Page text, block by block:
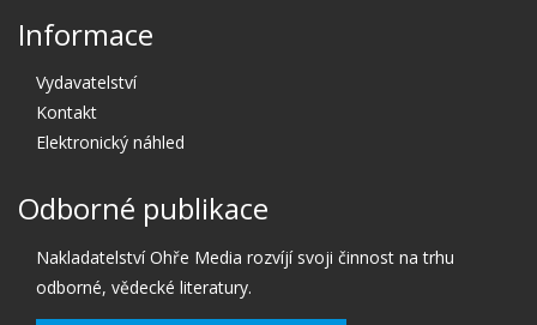
Informace
Vydavatelství
Kontakt
Elektronický náhled
Odborné publikace
Nakladatelství Ohře Media rozvíjí svoji činnost na trhu
odborné, vědecké literatury.